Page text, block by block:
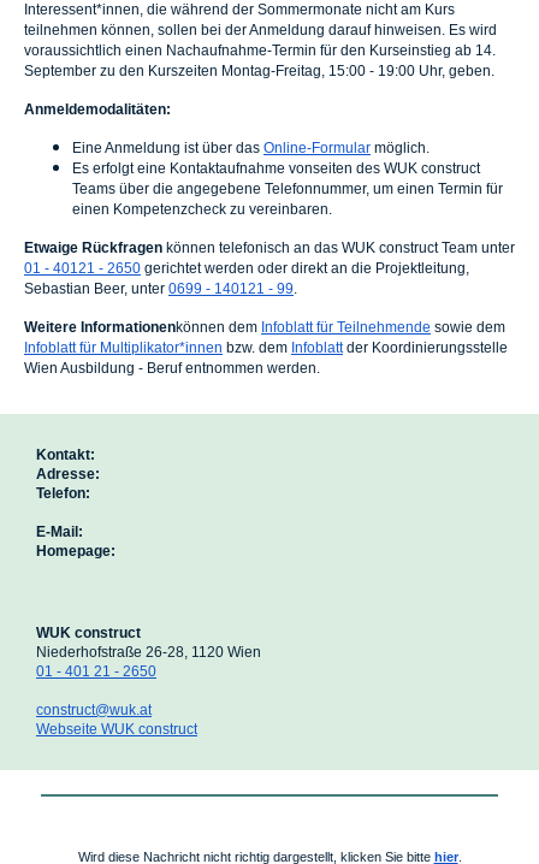
Interessent*innen, die während der Sommermonate nicht am Kurs
teilnehmen können, sollen bei der Anmeldung darauf hinweisen. Es wird
voraussichtlich einen Nachaufnahme-Termin für den Kurseinstieg ab 14.
September zu den Kurszeiten Montag-Freitag, 15:00 - 19:00 Uhr, geben.
Anmeldemodalitäten:
Eine Anmeldung ist über das Online-Formular möglich.
Es erfolgt eine Kontaktaufnahme vonseiten des WUK construct
Teams über die angegebene Telefonnummer, um einen Termin für
einen Kompetenzcheck zu vereinbaren.
Etwaige Rückfragen können telefonisch an das WUK construct Team unter
01 - 40121 - 2650 gerichtet werden oder direkt an die Projektleitung,
Sebastian Beer, unter 0699 - 140121 - 99.
Weitere Informationenkönnen dem Infoblatt für Teilnehmende sowie dem
Infoblatt für Multiplikator*innen bzw. dem Infoblattder Koordinierungsstelle
Wien Ausbildung - Beruf entnommen werden.
Kontakt:
Adresse:
Telefon:
E-Mail:
Homepage:
WUK construct
Niederhofstraße 26-28, 1120 Wien
01 - 401 21 - 2650
construct@wuk.at
Webseite WUK construct
Wird diese Nachricht nicht richtig dargestellt, klicken Sie bitte hier.